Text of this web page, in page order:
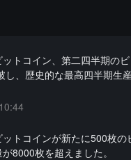
トコイン、第二四半期の
し、歴史的な最高四半期生
トコインが新たに500枚の
8000枚を超えました。